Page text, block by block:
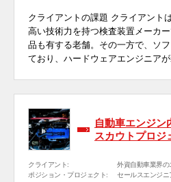
クライアントの課題 クライアント
高い技術力を持つ検査装置メーカ
品も有する老舗。その一方で、ソ
ており、ハードウェアエンジニア
自動車エンジ
スカウトプロジ
クライアント:
外資自動車業界
ポジション・プロジェクト:
セールスエンジニ